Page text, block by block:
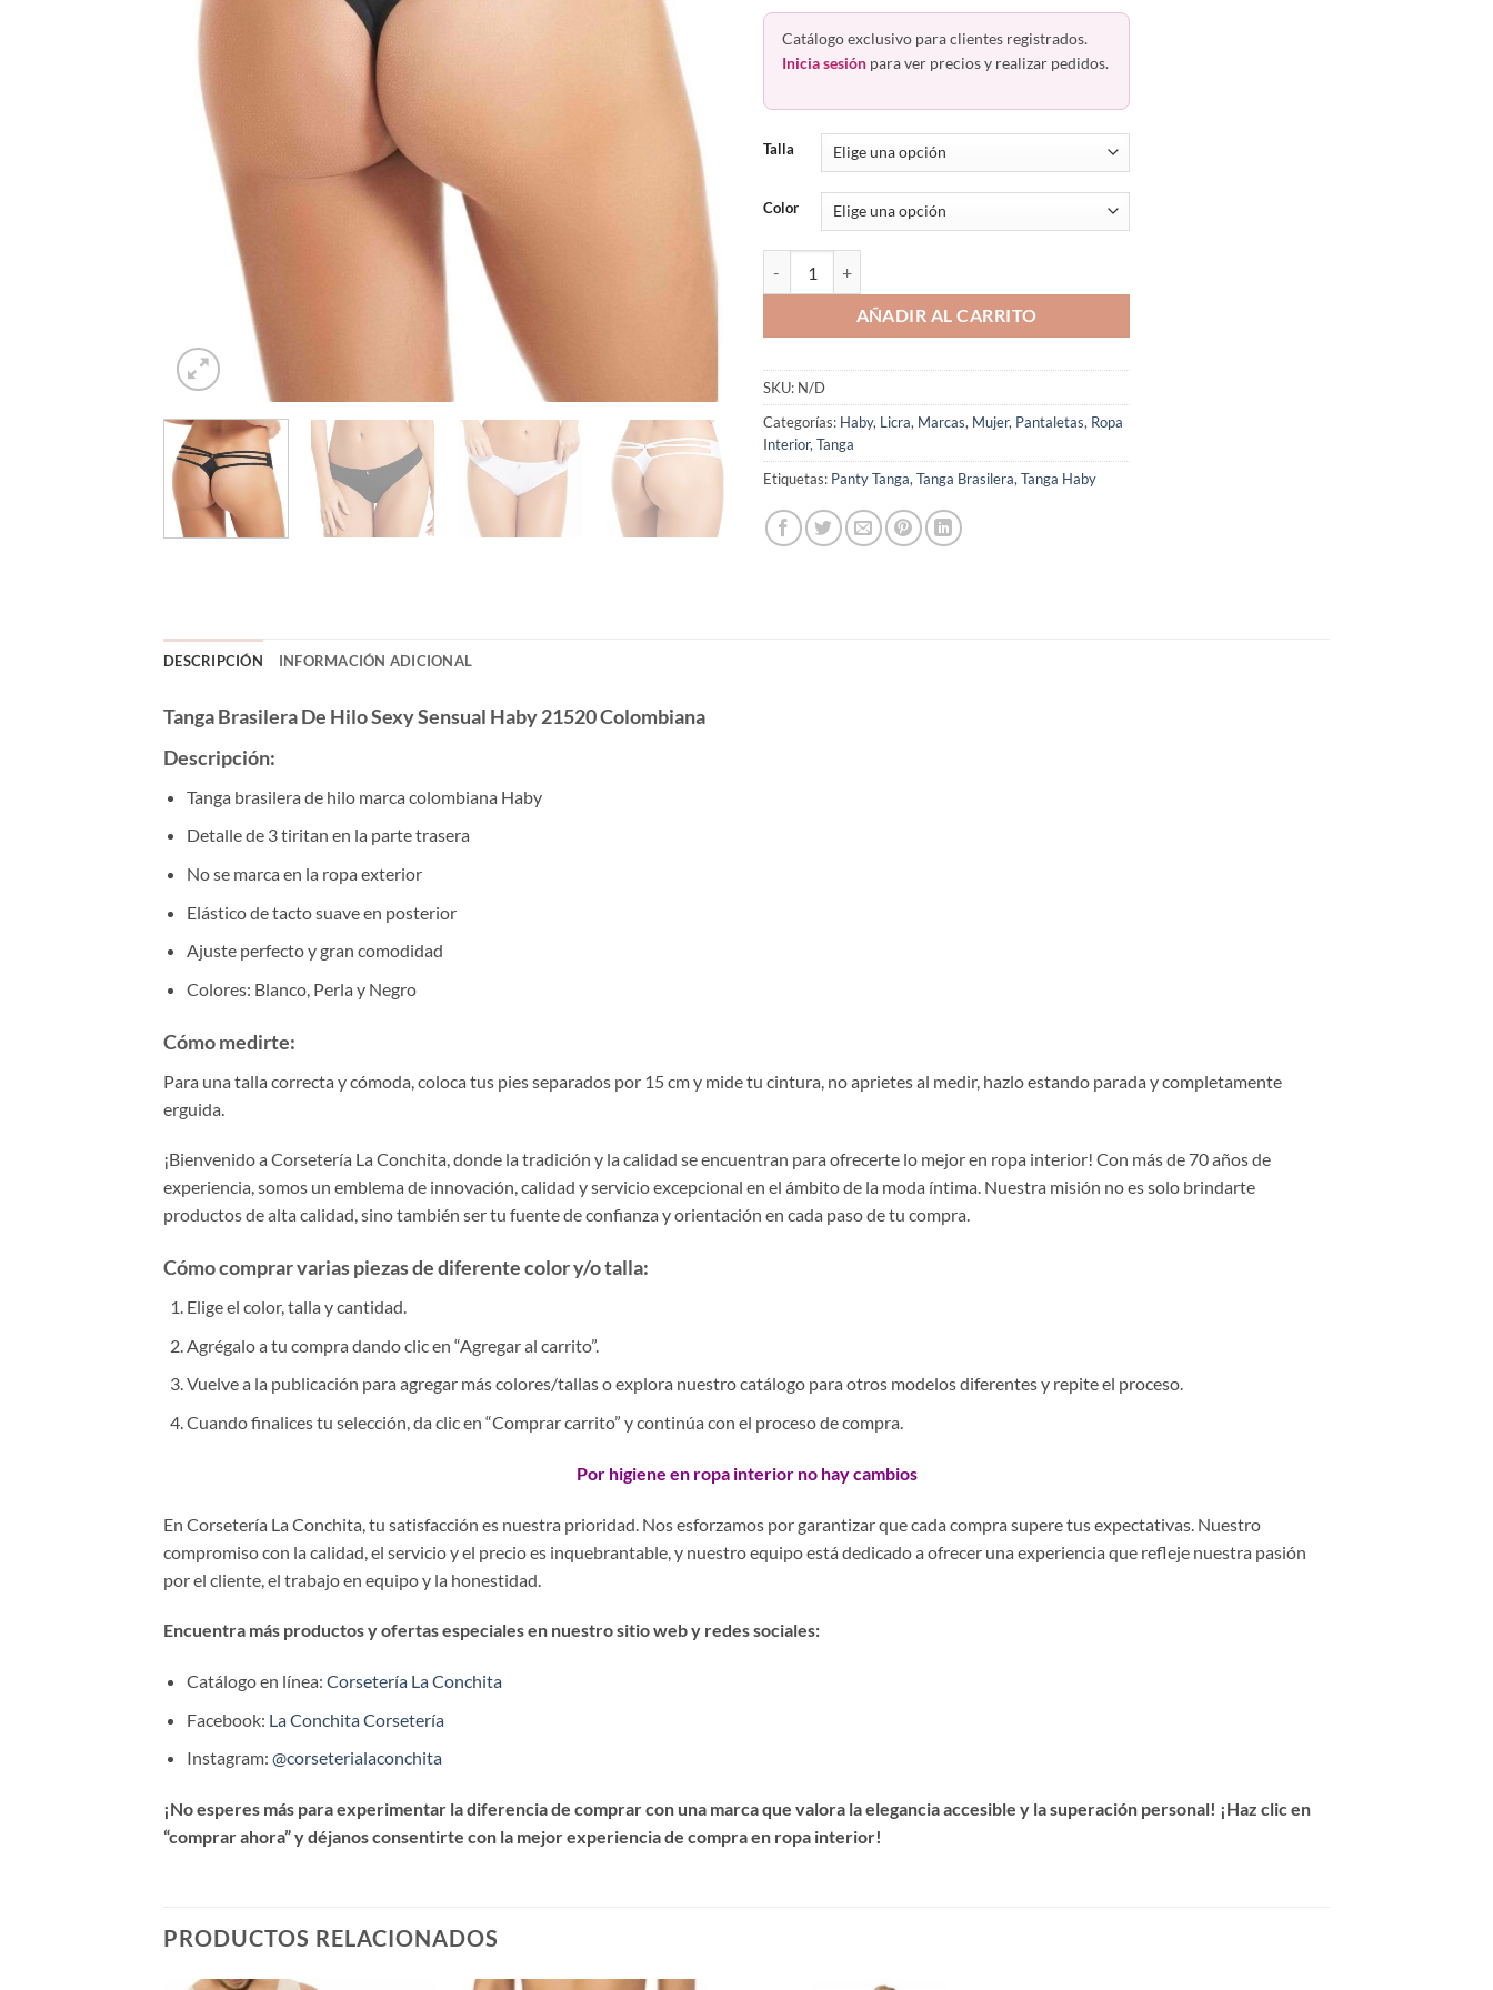
Catálogo exclusivo para clientes registrados.
Inicia sesión para ver precios y realizar pedidos.
Talla
Color
AÑADIR AL CARRITO
SKU: N/D
Categorías: Haby, Licra, Marcas, Mujer, Pantaletas, Ropa
Interior, Tanga
Etiquetas: Panty Tanga, Tanga Brasilera, Tanga Haby
DESCRIPCIÓN INFORMACIÓN ADICIONAL
Tanga Brasilera De Hilo Sexy Sensual Haby 21520 Colombiana
Descripción:
Tanga brasilera de hilo marca colombiana Haby
Detalle de 3 tiritan en la parte trasera
No se marca en la ropa exterior
Elástico de tacto suave en posterior
Ajuste perfecto y gran comodidad
Colores: Blanco, Perla y Negro
Cómo medirte:
Para una talla correcta y cómoda, coloca tus pies separados por 15 cm y mide tu cintura, no aprietes al medir, hazlo estando parada y completamente
erguida.
¡Bienvenido a Corsetería La Conchita, donde la tradición y la calidad se encuentran para ofrecerte lo mejor en ropa interior! Con más de 70 años de
experiencia, somos un emblema de innovación, calidad y servicio excepcional en el ámbito de la moda íntima. Nuestra misión no es solo brindarte
productos de alta calidad, sino también ser tu fuente de confianza y orientación en cada paso de tu compra.
Cómo comprar varias piezas de diferente color y/o talla:
Elige el color, talla y cantidad.
Agrégalo a tu compra dando clic en “Agregar al carrito”.
Vuelve a la publicación para agregar más colores/tallas o explora nuestro catálogo para otros modelos diferentes y repite el proceso.
Cuando finalices tu selección, da clic en “Comprar carrito” y continúa con el proceso de compra.
Por higiene en ropa interior no hay cambios
En Corsetería La Conchita, tu satisfacción es nuestra prioridad. Nos esforzamos por garantizar que cada compra supere tus expectativas. Nuestro
compromiso con la calidad, el servicio y el precio es inquebrantable, y nuestro equipo está dedicado a ofrecer una experiencia que refleje nuestra pasión
por el cliente, el trabajo en equipo y la honestidad.
Encuentra más productos y ofertas especiales en nuestro sitio web y redes sociales:
Catálogo en línea: Corsetería La Conchita
Facebook: La Conchita Corsetería
Instagram: @corseterialaconchita
¡No esperes más para experimentar la diferencia de comprar con una marca que valora la elegancia accesible y la superación personal! ¡Haz clic en
“comprar ahora” y déjanos consentirte con la mejor experiencia de compra en ropa interior!
PRODUCTOS RELACIONADOS